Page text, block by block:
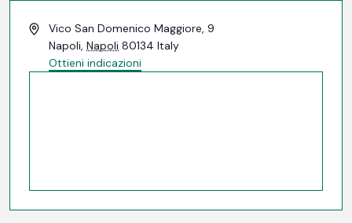
IndirizzoVico San Domenico Maggiore, 9
Napoli, Napoli 80134 Italy
Ottieni indicazioni